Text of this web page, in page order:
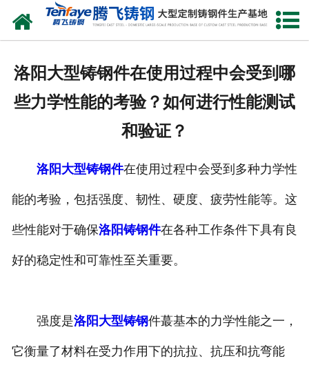
网站首页
生产能力
联系我们
洛阳大型铸钢件在使用过程中会受到哪
些力学性能的考验？如何进行性能测试
和验证？
洛阳大型铸钢件在使用过程中会受到多种力学性
能的考验，包括强度、韧性、硬度、疲劳性能等。这
些性能对于确保洛阳铸钢件在各种工作条件下具有良
好的稳定性和可靠性至关重要。
强度是洛阳大型铸钢件蕞基本的力学性能之一，
它衡量了材料在受力作用下的抗拉、抗压和抗弯能